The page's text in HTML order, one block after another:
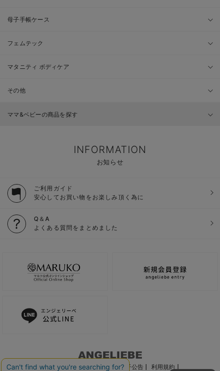
母子手帳ケース
フェムテック
マタニティ ボディケア
その他
ママ&ベビーの商品を探す
INFORMATION
お知らせ
ご利用ガイド
安心してお買い物をお楽しみ頂く為に
Q＆A
よくある質問をまとめました
ご利用ガイド 会社概要 電子公告
利用規約